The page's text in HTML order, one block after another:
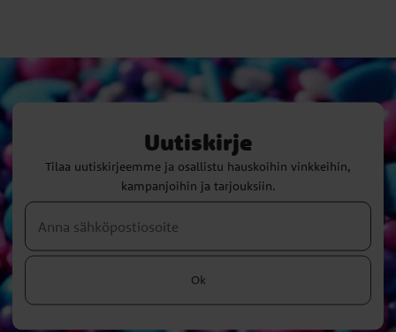
Uutiskirje
Tilaa uutiskirjeemme ja osallistu hauskoihin vinkkeihin,
kampanjoihin ja tarjouksiin.
Ok